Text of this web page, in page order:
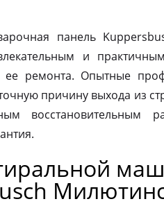
панель
и
ее ремонта. Опытные
причину выхода из
восстановительным